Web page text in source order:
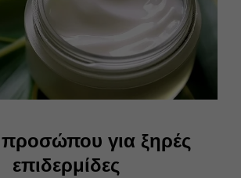
για ξηρές
επιδερμίδες